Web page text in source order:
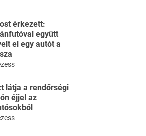
érkezett:
együtt
el egy autót a
látja a rendőrségi
éjjel az